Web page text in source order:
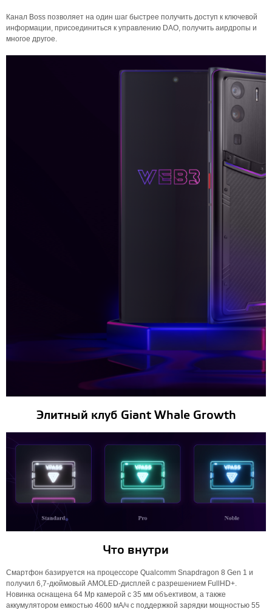
Канал Boss позволяет на один шаг быстрее получить доступ к ключевой
информации, присоединиться к управлению DAO, получить аирдропы и
многое другое.
Элитный клуб Giant Whale Growth
Что внутри
Смартфон базируется на процессоре Qualcomm Snapdragon 8 Gen 1 и
получил 6,7-дюймовый AMOLED-дисплей с разрешением FullHD+.
Новинка оснащена 64 Мр камерой с 35 мм объективом, а также
аккумулятором емкостью 4600 мА/ч с поддержкой зарядки мощностью 55